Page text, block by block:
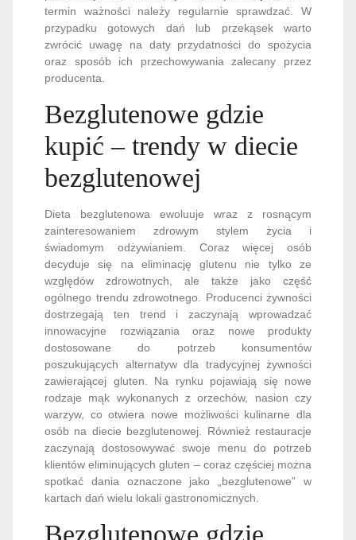
termin ważności należy regularnie sprawdzać. W
przypadku gotowych dań lub przekąsek warto
zwrócić uwagę na daty przydatności do spożycia
oraz sposób ich przechowywania zalecany przez
producenta.
Bezglutenowe gdzie
kupić – trendy w diecie
bezglutenowej
Dieta bezglutenowa ewoluuje wraz z rosnącym
zainteresowaniem zdrowym stylem życia i
świadomym odżywianiem. Coraz więcej osób
decyduje się na eliminację glutenu nie tylko ze
względów zdrowotnych, ale także jako część
ogólnego trendu zdrowotnego. Producenci żywności
dostrzegają ten trend i zaczynają wprowadzać
innowacyjne rozwiązania oraz nowe produkty
dostosowane do potrzeb konsumentów
poszukujących alternatyw dla tradycyjnej żywności
zawierającej gluten. Na rynku pojawiają się nowe
rodzaje mąk wykonanych z orzechów, nasion czy
warzyw, co otwiera nowe możliwości kulinarne dla
osób na diecie bezglutenowej. Również restauracje
zaczynają dostosowywać swoje menu do potrzeb
klientów eliminujących gluten – coraz częściej można
spotkać dania oznaczone jako „bezglutenowe” w
kartach dań wielu lokali gastronomicznych.
Bezglutenowe gdzie